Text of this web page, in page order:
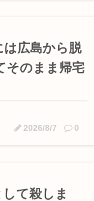
悲報】ナイナイ岡村
宝石店の下見をして
ゼンゼロのベーグル
は広島から脱
そのまま帰宅
2026/8/7 0
て殺しま